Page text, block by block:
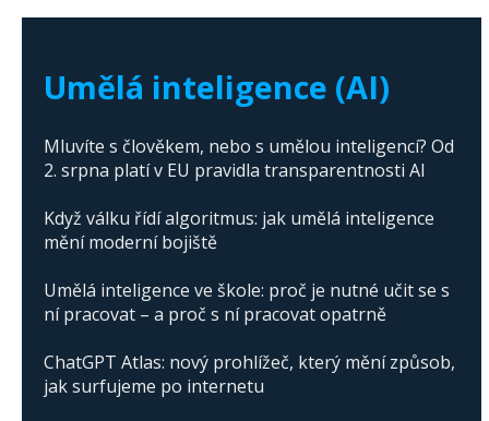
Umělá inteligence (AI)
Mluvíte s člověkem, nebo s umělou inteligencí? Od
2. srpna platí v EU pravidla transparentnosti AI
Když válku řídí algoritmus: jak umělá inteligence
mění moderní bojiště
Umělá inteligence ve škole: proč je nutné učit se s
ní pracovat – a proč s ní pracovat opatrně
ChatGPT Atlas: nový prohlížeč, který mění způsob,
jak surfujeme po internetu